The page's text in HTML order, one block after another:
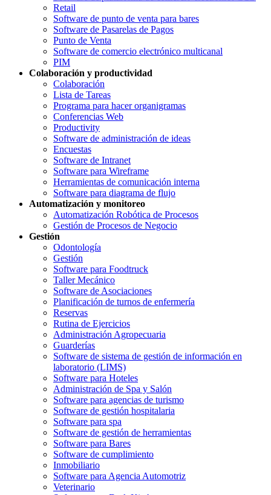
Retail
Software de punto de venta para bares
Software de Pasarelas de Pagos
Punto de Venta
Software de comercio electrónico multicanal
PIM
Colaboración y productividad
Colaboración
Lista de Tareas
Programa para hacer organigramas
Conferencias Web
Productivity
Software de administración de ideas
Encuestas
Software de Intranet
Software para Wireframe
Herramientas de comunicación interna
Software para diagrama de flujo
Automatización y monitoreo
Automatización Robótica de Procesos
Gestión de Procesos de Negocio
Gestión
Odontología
Gestión
Software para Foodtruck
Taller Mecánico
Software de Asociaciones
Planificación de turnos de enfermería
Reservas
Rutina de Ejercicios
Administración Agropecuaria
Guarderías
Software de sistema de gestión de información en
laboratorio (LIMS)
Software para Hoteles
Administración de Spa y Salón
Software para agencias de turismo
Software de gestión hospitalaria
Software para spa
Software de gestión de herramientas
Software para Bares
Software de cumplimiento
Inmobiliario
Software para Agencia Automotriz
Veterinario